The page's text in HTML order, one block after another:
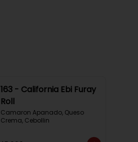
163 - California Ebi Furay
Roll
Camaron Apanado, Queso
Crema, Cebollin